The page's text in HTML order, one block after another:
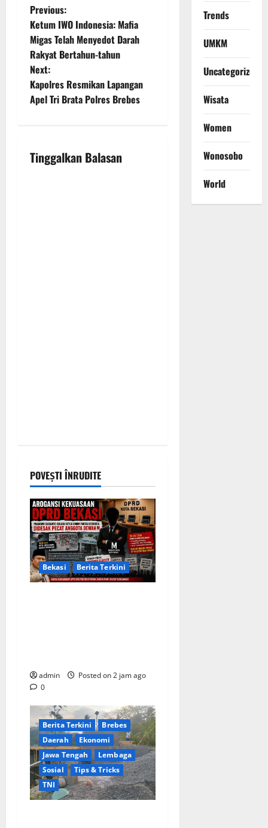
P
o
s
t
v
Previous:
Ketum IWO Indonesia: Mafia
Migas Telah Menyedot Darah
Rakyat Bertahun-tahun
Next:
Kapolres Resmikan Lapangan
Apel Tri Brata Polres Brebes
Tinggalkan Balasan
POVEȘTI ÎNRUDITE
Bekasi Berita Terkini
admin
Posted on 2 jam ago
0
Berita Terkini
Brebes
Daerah
Ekonomi
Jawa Tengah
Lembaga
Sosial
Tips & Tricks
TNI
Trends
UMKM
Uncategorized
Wisata
Women
Wonosobo
World